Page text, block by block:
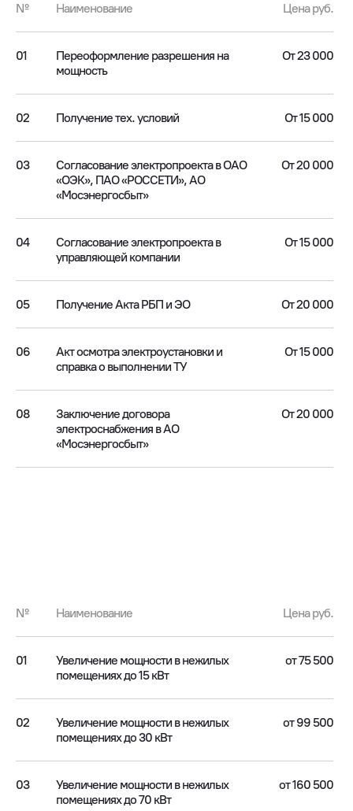
№ Наименование Цена руб.
01
Переоформление разрешения на
мощность
От 23 000
02 Получение тех. условий От 15 000
03
Согласование электропроекта в ОАО
«ОЭК», ПАО «РОССЕТИ», АО
«Мосэнергосбыт»
От 20 000
04
Согласование электропроекта в
управляющей компании
От 15 000
05 Получение Акта РБП и ЭО От 20 000
06
Акт осмотра электроустановки и
справка о выполнении ТУ
От 15 000
08
Заключение договора
электроснабжения в АО
«Мосэнергосбыт»
От 20 000
№ Наименование Цена руб.
01
Увеличение мощности в нежилых
помещениях до 15 кВт
от 75 500
02
Увеличение мощности в нежилых
помещениях до 30 кВт
от 99 500
03
Увеличение мощности в нежилых
помещениях до 70 кВт
от 160 500